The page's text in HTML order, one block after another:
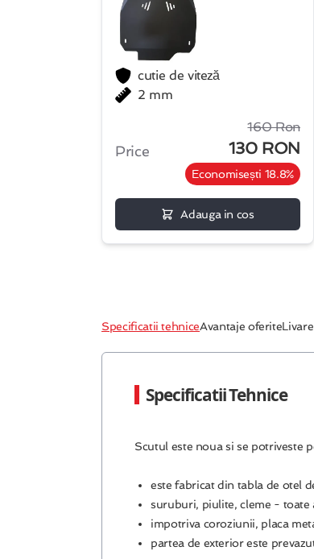
cutie de viteză
2 mm
Price
160 Ron
130 RON
Economisești 18.8%
Adauga in cos
Specificatii tehniceAvantaje oferite
Specificatii Tehnice
Scutul este noua si se
este fabricat din tabla de otel
suruburi, piulite, cleme - toate
impotriva coroziunii, placa
partea de exterior este